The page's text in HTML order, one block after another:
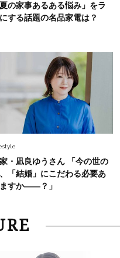
夏の家事あるある悩み」をラ
する話題の名品家電は？
・凪良ゆうさん 「今の世の
「結婚」にこだわる必要あ
すか――？」